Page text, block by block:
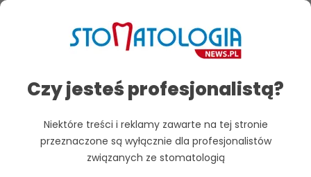
Czy jesteś profesjonalistą?
Niektóre treści i reklamy zawarte na tej stronie
przeznaczone są wyłącznie dla profesjonalistów
związanych ze stomatologią
więcej, prognozuje się, że do 2050 roku liczba osób
dotkniętych schorzeniem potroi się.
Jak podkreślają autorzy, wnioski z nowego badania
pozwolą lepiej zrozumieć genezę i czynniki ryzyka tej
znaczenie dla opracowania metod jej leczenia. Dotyczy
to zwłaszcza pacjentów z tzw. sporadyczną formą (nie
dziedziczymy jej wprost od spokrewnionej chorej osoby)